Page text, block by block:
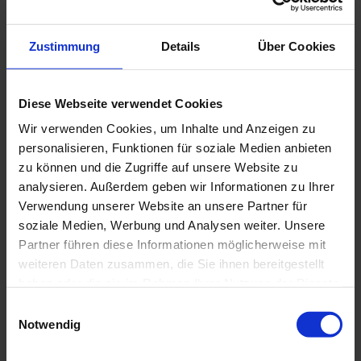
Zustimmung Details Über Cookies
Diese Webseite verwendet Cookies
Wir verwenden Cookies, um Inhalte und Anzeigen zu
personalisieren, Funktionen für soziale Medien anbieten
zu können und die Zugriffe auf unsere Website zu
analysieren. Außerdem geben wir Informationen zu Ihrer
Verwendung unserer Website an unsere Partner für
soziale Medien, Werbung und Analysen weiter. Unsere
Partner führen diese Informationen möglicherweise mit
weiteren Daten zusammen, die Sie ihnen bereitgestellt
Notwendig
Anzahlung
Laufzeit (Monate)
Senden
Ich akzeptiere dieNutzungsbedingungen
erkläre mich mit der Speicherung und Verwendung meiner
personenbezogenen Daten im Rahmen der
Datenschutzerklärungeinverstanden.*
Dieses Feld ist ein Pflichtfeld.
Senden
Dealerdesk
Mit * markierte Felder sind Pflichtfelder.
Einsteigen - losfahren - und sich freuen! Mit unseren günstigen und
flexibel gestaltbaren Finanzierungsangeboten kein Problem.
Beratung.